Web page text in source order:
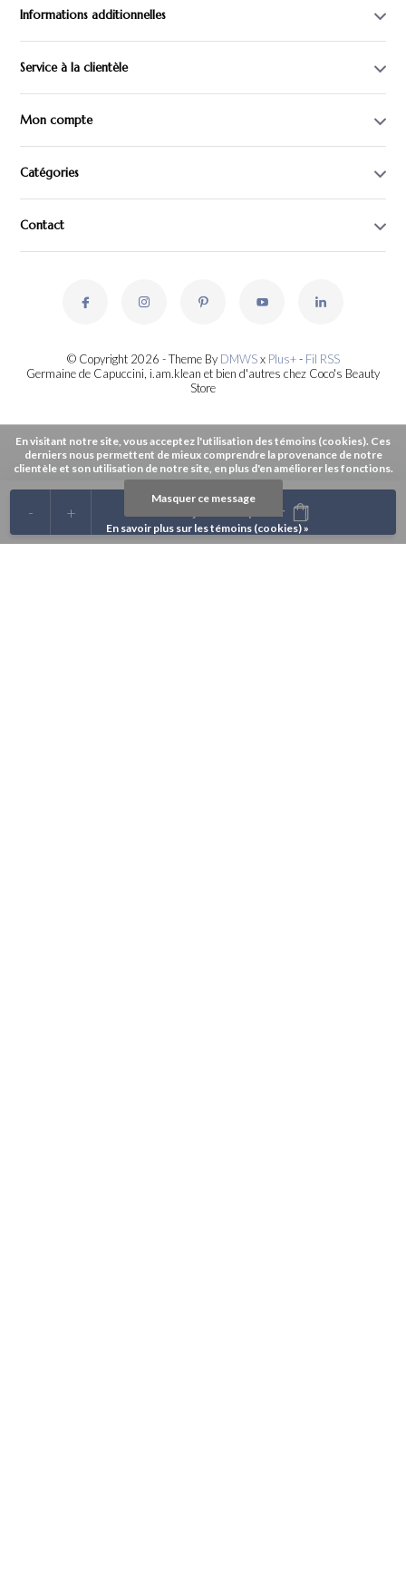
+
- Ajouter au panier
Informations additionnelles
Service à la clientèle
Mon compte
Catégories
Contact
© Copyright 2026 - Theme By DMWSx Plus+- Fil RSS
Germaine de Capuccini, i.am.klean et bien d'autres chez Coco's Beauty
Store
En visitant notre site, vous acceptez l'utilisation des témoins (cookies). Ces
derniers nous permettent de mieux comprendre la provenance de notre
clientèle et son utilisation de notre site, en plus d'en améliorer les fonctions.
Masquer ce message
En savoir plus sur les témoins (cookies) »